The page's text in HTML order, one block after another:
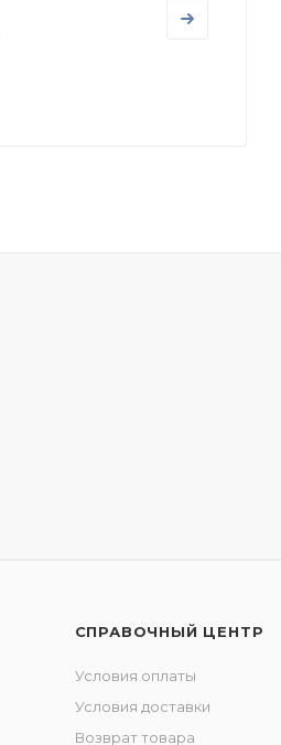
СПРАВОЧНЫЙ ЦЕНТР
Условия оплаты
Условия доставки
Возврат товара